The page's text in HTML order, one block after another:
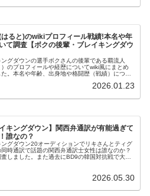
ると)のwikiプロフィール戦績!本名や年
て調査【ボクの後輩・ブレイキングダウ
ングダウンの選手ボクさんの後輩である覇流人
）のプロフィールや経歴についてwiki風にまとめ
。本名や年齢、出身地や格闘歴（戦績）につい
2026.01.23
イキングダウン】関西弁通訳が有能過ぎて
誰なの？
ングダウン20オーディションでリキさんとティグ
同時通訳で話題の関西弁通訳士女性は誰なのか？
しました。また過去にBD9の韓国対抗戦で大バ
2026.05.30